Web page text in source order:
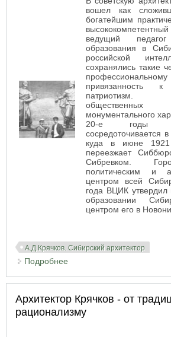
вошел как
богатейшим
ведущий педагог
образования в
российской
сохранялись такие
привязанность
патриотизм.
монументального
20-е годы
сосредоточивается
куда в июне
переезжает
Сибревком.
политическим и
центром всей
года ВЦИК утвердил
образовании
центром его в
А.Д.Крячков. Сибирский архитектор
Подробнее
Архитектор Крячков - от
рационализму